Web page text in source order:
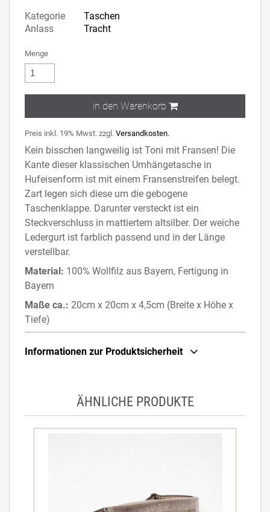
Kategorie
Taschen
Anlass
Tracht
Menge
in den Warenkorb
Preis inkl. 19% Mwst. zzgl. Versandkosten.
Kein bisschen langweilig ist Toni mit Fransen! Die
Kante dieser klassischen Umhängetasche in
Hufeisenform ist mit einem Fransenstreifen belegt.
Zart legen sich diese um die gebogene
Taschenklappe. Darunter versteckt ist ein
Steckverschluss in mattiertem altsilber. Der weiche
Ledergurt ist farblich passend und in der Länge
verstellbar.
Material: 100% Wollfilz aus Bayern, Fertigung in
Bayern
Maße ca.: 20cm x 20cm x 4,5cm (Breite x Höhe x
Tiefe)
Informationen zur Produktsicherheit
ÄHNLICHE PRODUKTE